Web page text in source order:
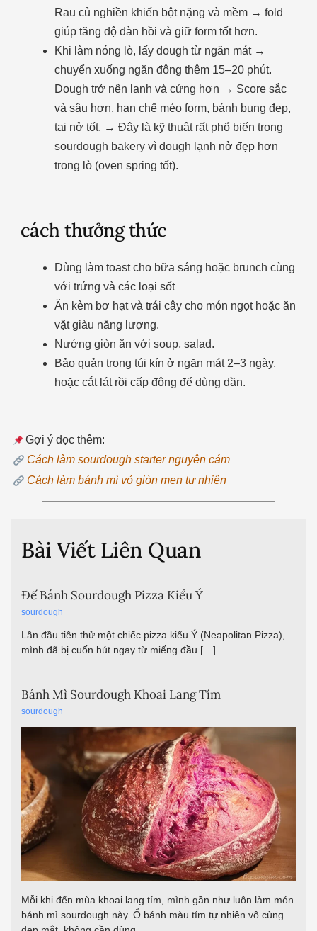
Rau củ nghiền khiến bột nặng và mềm → fold
giúp tăng độ đàn hồi và giữ form tốt hơn.
Khi làm nóng lò, lấy dough từ ngăn mát →
chuyển xuống ngăn đông thêm 15–20 phút.
Dough trở nên lạnh và cứng hơn → Score sắc
và sâu hơn, hạn chế méo form, bánh bung đẹp,
tai nở tốt. → Đây là kỹ thuật rất phổ biến trong
sourdough bakery vì dough lạnh nở đẹp hơn
trong lò (oven spring tốt).
cách thưởng thức
Dùng làm toast cho bữa sáng hoặc brunch cùng
với trứng và các loại sốt
Ăn kèm bơ hạt và trái cây cho món ngọt hoặc ăn
vặt giàu năng lượng.
Nướng giòn ăn với soup, salad.
Bảo quản trong túi kín ở ngăn mát 2–3 ngày,
hoặc cắt lát rồi cấp đông để dùng dần.
Gợi ý đọc thêm:
Cách làm sourdough starter nguyên cám
Cách làm bánh mì vỏ giòn men tự nhiên
Bài Viết Liên Quan
Đế Bánh Sourdough Pizza Kiểu Ý
sourdough
Lần đầu tiên thử một chiếc pizza kiểu Ý (Neapolitan Pizza),
mình đã bị cuốn hút ngay từ miếng đầu […]
Bánh Mì Sourdough Khoai Lang Tím
sourdough
Mỗi khi đến mùa khoai lang tím, mình gần như luôn làm món
bánh mì sourdough này. Ổ bánh màu tím tự nhiên vô cùng